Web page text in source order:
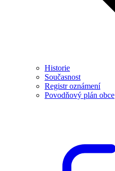
Historie
Současnost
Registr oznámení
Povodňový plán obce